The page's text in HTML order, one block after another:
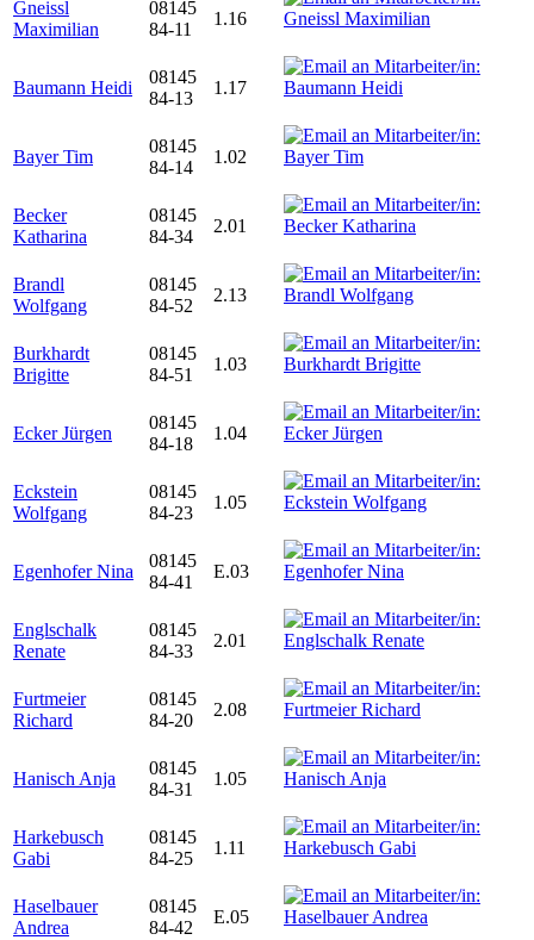
Gneissl
Maximilian
08145
84-11
1.16
Baumann Heidi
08145
84-13
1.17
Bayer Tim
08145
84-14
1.02
Becker
Katharina
08145
84-34
2.01
Brandl
Wolfgang
08145
84-52
2.13
Burkhardt
Brigitte
08145
84-51
1.03
Ecker Jürgen
08145
84-18
1.04
Eckstein
Wolfgang
08145
84-23
1.05
Egenhofer Nina
08145
84-41
E.03
Englschalk
Renate
08145
84-33
2.01
Furtmeier
Richard
08145
84-20
2.08
Hanisch Anja
08145
84-31
1.05
Harkebusch
Gabi
08145
84-25
1.11
Haselbauer
Andrea
08145
84-42
E.05